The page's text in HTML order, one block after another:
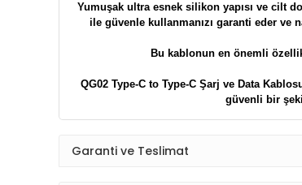
Yumuşak ultra esnek silikon yapısı ve cilt
ile güvenle kullanmanızı garanti eder ve
Bu kablonun en önemli
QG02Type-C to Type-C Şarj ve Data
güvenli bir
Garanti ve Teslimat